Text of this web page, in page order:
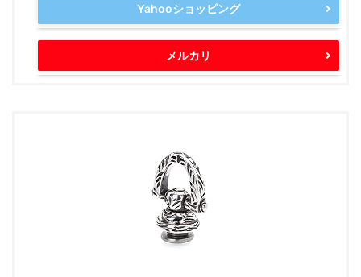
Yahooショッピング
メルカリ